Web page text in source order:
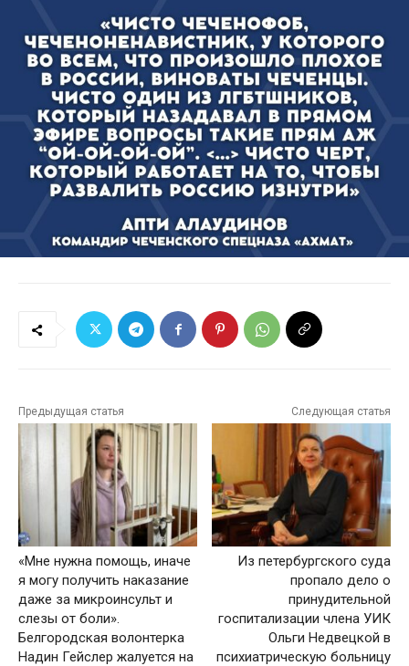
Предыдущая статья
«Мне нужна помощь, иначе
я могу получить наказание
даже за микроинсульт и
слезы от боли».
Белгородская волонтерка
Надин Гейслер жалуется на
Следующая статья
Из петербургского суда
пропало дело о
принудительной
госпитализации члена УИК
Ольги Недвецкой в
психиатрическую больницу